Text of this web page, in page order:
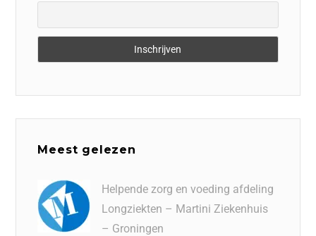
Meest gelezen
Helpende zorg en voeding afdeling
Longziekten – Martini Ziekenhuis
– Groningen